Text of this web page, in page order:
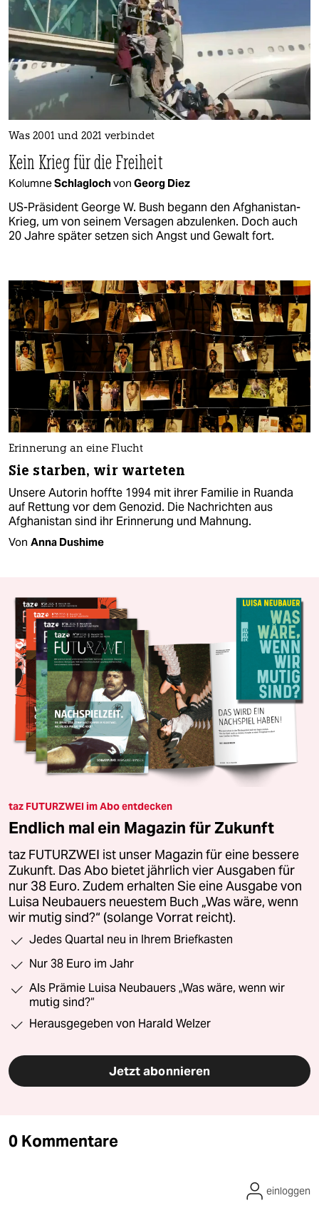
Was 2001 und 2021 verbindet
Kein Krieg für die Freiheit
KolumneSchlaglochvon Georg Diez
US-Präsident George W. Bush begann den Afghanistan-
Krieg, um von seinem Versagen abzulenken. Doch auch
20 Jahre später setzen sich Angst und Gewalt fort.
Erinnerung an eine Flucht
Sie starben, wir warteten
Unsere Autorin hoffte 1994 mit ihrer Familie in Ruanda
auf Rettung vor dem Genozid. Die Nachrichten aus
Afghanistan sind ihr Erinnerung und Mahnung.
Von Anna Dushime
taz FUTURZWEI im Abo entdecken
Endlich mal ein Magazin für Zukunft
taz FUTURZWEI ist unser Magazin für eine bessere
Zukunft. Das Abo bietet jährlich vier Ausgaben für
nur 38 Euro. Zudem erhalten Sie eine Ausgabe von
Luisa Neubauers neuestem Buch „Was wäre, wenn
wir mutig sind?“ (solange Vorrat reicht).
Jedes Quartal neu in Ihrem Briefkasten
Nur 38 Euro im Jahr
Als Prämie Luisa Neubauers „Was wäre, wenn wir
mutig sind?“
Herausgegeben von Harald Welzer
Jetzt abonnieren
0 Kommentare
einloggen